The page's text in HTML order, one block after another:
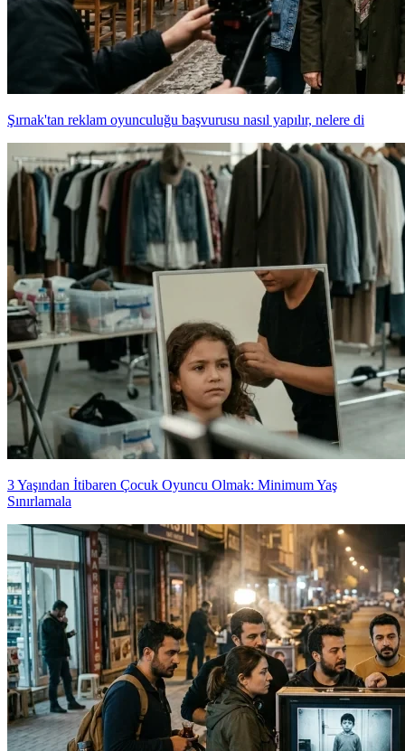
Şırnak'tan reklam oyunculuğu başvurusu nasıl yapılır, nelere di
3 Yaşından İtibaren Çocuk Oyuncu Olmak: Minimum Yaş
Sınırlamala